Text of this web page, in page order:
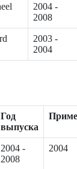
2004 -
2008
2003 -
2004
Год
выпуска
2004 -
2008
2004